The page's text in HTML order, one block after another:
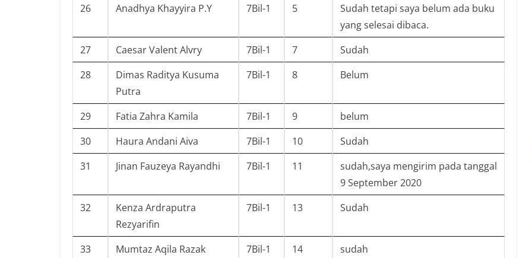
26
Anadhya Khayyira P.Y 7Bil-1 5
Sudah tetapi saya belum ada buku
yang selesai dibaca.
27
Caesar Valent Alvry 7Bil-1 7
Sudah
28
Dimas Raditya Kusuma
Putra
7Bil-1 8 Belum
29 Fatia Zahra Kamila 7Bil-1 9
belum
30
Haura Andani Aiva 7Bil-1 10
Sudah
31
Jinan Fauzeya Rayandhi 7Bil-1 11
sudah,saya mengirim pada tanggal
9 September 2020
32
Kenza Ardraputra
Rezyarifin
7Bil-1 13 Sudah
33 Mumtaz Aqila Razak 7Bil-1 14
sudah